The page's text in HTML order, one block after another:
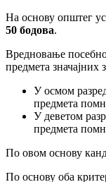
На основу општег
50 бодова.
Вредновање
предмета значајних
У осмом
предмета
У деветом
предмета
По овом основу
По основу оба